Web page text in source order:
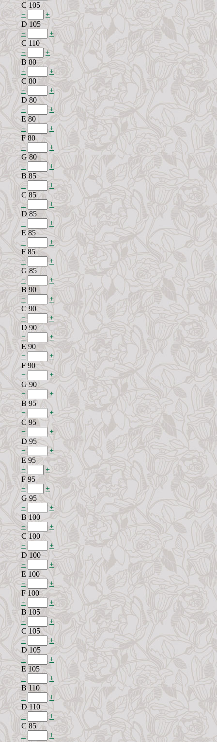
C 105
−
+
D 105
−
+
C 110
−
+
B 80
−
+
C 80
−
+
D 80
−
+
E 80
−
+
F 80
−
+
G 80
−
+
B 85
−
+
C 85
−
+
D 85
−
+
E 85
−
+
F 85
−
+
G 85
−
+
B 90
−
+
C 90
−
+
D 90
−
+
E 90
−
+
F 90
−
+
G 90
−
+
B 95
−
+
C 95
−
+
D 95
−
+
E 95
−
+
F 95
−
+
G 95
−
+
B 100
−
+
C 100
−
+
D 100
−
+
E 100
−
+
F 100
−
+
B 105
−
+
C 105
−
+
D 105
−
+
E 105
−
+
B 110
−
+
D 110
−
+
C 85
−
+